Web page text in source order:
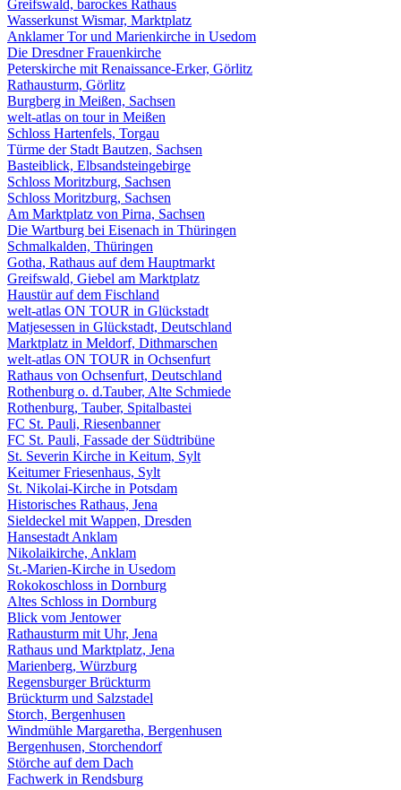
Greifswald, barockes Rathaus
Wasserkunst Wismar, Marktplatz
Anklamer Tor und Marienkirche in Usedom
Die Dresdner Frauenkirche
Peterskirche mit Renaissance-Erker, Görlitz
Rathausturm, Görlitz
Burgberg in Meißen, Sachsen
welt-atlas on tour in Meißen
Schloss Hartenfels, Torgau
Türme der Stadt Bautzen, Sachsen
Basteiblick, Elbsandsteingebirge
Schloss Moritzburg, Sachsen
Schloss Moritzburg, Sachsen
Am Marktplatz von Pirna, Sachsen
Die Wartburg bei Eisenach in Thüringen
Schmalkalden, Thüringen
Gotha, Rathaus auf dem Hauptmarkt
Greifswald, Giebel am Marktplatz
Haustür auf dem Fischland
welt-atlas ON TOUR in Glückstadt
Matjesessen in Glückstadt, Deutschland
Marktplatz in Meldorf, Dithmarschen
welt-atlas ON TOUR in Ochsenfurt
Rathaus von Ochsenfurt, Deutschland
Rothenburg o. d.Tauber, Alte Schmiede
Rothenburg, Tauber, Spitalbastei
FC St. Pauli, Riesenbanner
FC St. Pauli, Fassade der Südtribüne
St. Severin Kirche in Keitum, Sylt
Keitumer Friesenhaus, Sylt
St. Nikolai-Kirche in Potsdam
Historisches Rathaus, Jena
Sieldeckel mit Wappen, Dresden
Hansestadt Anklam
Nikolaikirche, Anklam
St.-Marien-Kirche in Usedom
Rokokoschloss in Dornburg
Altes Schloss in Dornburg
Blick vom Jentower
Rathausturm mit Uhr, Jena
Rathaus und Marktplatz, Jena
Marienberg, Würzburg
Regensburger Brückturm
Brückturm und Salzstadel
Storch, Bergenhusen
Windmühle Margaretha, Bergenhusen
Bergenhusen, Storchendorf
Störche auf dem Dach
Fachwerk in Rendsburg